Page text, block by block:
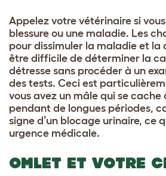
Appelez votre vétérinaire si
blessure ou une maladie. Les
pour dissimuler la maladie et la
être difficile de déterminer la
détresse sans procéder à un
des tests. Ceci est
vous avez un mâle qui se cache
pendant de longues périodes,
signe d’un blocage urinaire, ce
urgence médicale.
OMLET ET VOTRE